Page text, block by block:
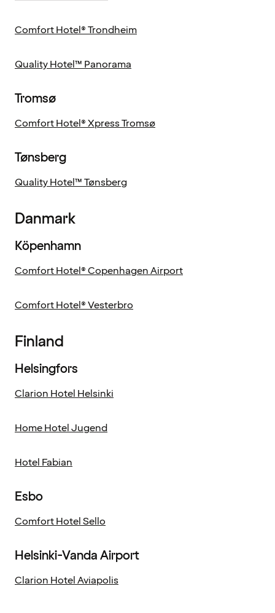
Comfort Hotel® Trondheim
Quality Hotel™ Panorama
Tromsø
Comfort Hotel® Xpress Tromsø
Tønsberg
Quality Hotel™ Tønsberg
Danmark
Köpenhamn
Comfort Hotel® Copenhagen Airport
Comfort Hotel® Vesterbro
Finland
Helsingfors
Clarion Hotel Helsinki
Home Hotel Jugend
Hotel Fabian
Esbo
Comfort Hotel Sello
Helsinki-Vanda Airport
Clarion Hotel Aviapolis